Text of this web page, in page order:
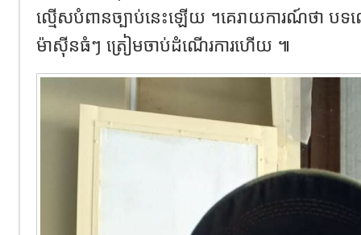
ល្មើសបំពានច្បាប់នេះឡើយ ។គេរាយការណ៍ថា ប
ម៉ាស៊ីនធំៗ ត្រៀមចាប់ដំណើរការហើយ ៕